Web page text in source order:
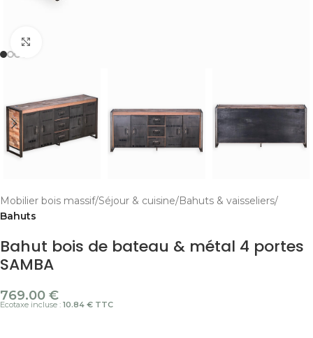
Mobilier bois massif Séjour & cuisine Bahuts & vaisseliers
Bahuts
Bahut bois de bateau & métal 4 portes
SAMBA
769.00 €
Ecotaxe incluse : 10.84 € TTC